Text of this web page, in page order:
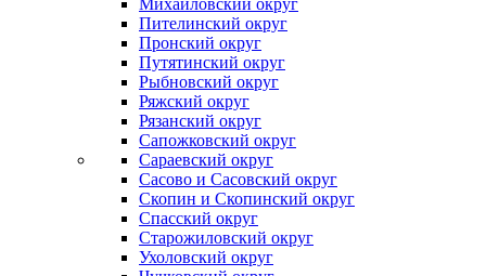
Михайловский округ
Пителинский округ
Пронский округ
Путятинский округ
Рыбновский округ
Ряжский округ
Рязанский округ
Сапожковский округ
Сараевский округ
Сасово и Сасовский округ
Скопин и Скопинский округ
Спасский округ
Старожиловский округ
Ухоловский округ